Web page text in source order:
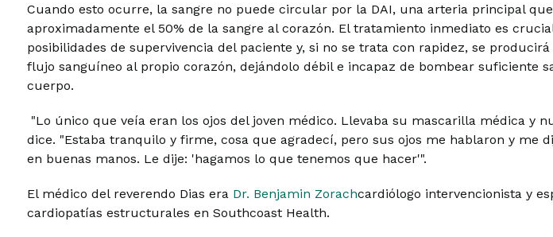
Cuando esto ocurre, la sangre no puede circular por la DAI, una arteria principal
aproximadamente el 50% de la sangre al corazón. El tratamiento inmediato es
posibilidades de supervivencia del paciente y, si no se trata con rapidez, se
flujo sanguíneo al propio corazón, dejándolo débil e incapaz de bombear suficiente
cuerpo.
"Lo único que veía eran los ojos del joven médico. Llevaba su mascarilla médica y
dice. "Estaba tranquilo y firme, cosa que agradecí, pero sus ojos me hablaron y me
en buenas manos. Le dije: 'hagamos lo que tenemos que hacer'".
El médico del reverendo Dias era Dr. Benjamin Zorachcardiólogo intervencionista y
cardiopatías estructurales en Southcoast Health.